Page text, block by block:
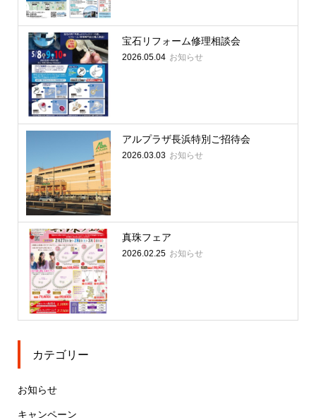
宝石リフォーム修理相談会
2026.05.04 お知らせ
アルプラザ長浜特別ご招待会
2026.03.03 お知らせ
真珠フェア
2026.02.25 お知らせ
カテゴリー
お知らせ
キャンペーン